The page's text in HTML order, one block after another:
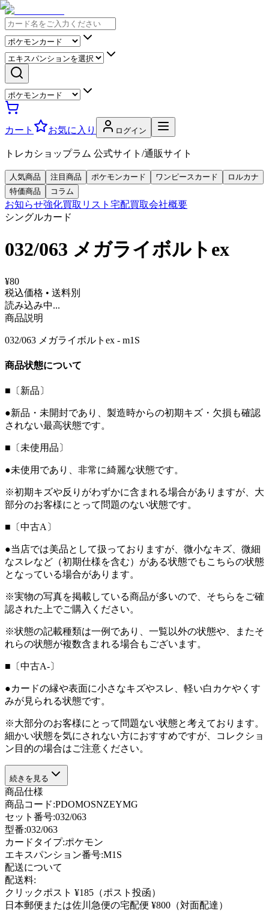
カート お気に入り ログイン
トレカショップラム 公式サイト/通販サイト
人気商品 注目商品 ポケモンカード ワンピースカード
ロルカナ
特価商品
コラム
お知らせ強化買取リスト 宅配買取会社概要
シングルカード
032/063 メガライボルトex
¥80
税込価格 • 送料別
読み込み中...
商品説明
032/063 メガライボルトex - m1S
商品状態について
■〔新品〕
●新品・未開封であり、製造時からの初期キズ・欠損も確認
されない最高状態です。
■〔未使用品〕
●未使用であり、非常に綺麗な状態です。
※初期キズや反りがわずかに含まれる場合がありますが、大
部分のお客様にとって問題のない状態です。
■〔中古A〕
●当店では美品として扱っておりますが、微小なキズ、微細
なスレなど（初期仕様を含む）がある状態でもこちらの状態
となっている場合があります。
※実物の写真を掲載している商品が多いので、そちらをご確
認された上でご購入ください。
※状態の記載種類は一例であり、一覧以外の状態や、またそ
れらの状態が複数含まれる場合もございます。
■〔中古A-〕
●カードの縁や表面に小さなキズやスレ、軽い白カケやくす
みが見られる状態です。
※大部分のお客様にとって問題ない状態と考えております。
細かい状態を気にされない方におすすめですが、コレクショ
ン目的の場合はご注意ください。
続きを見る
商品仕様
商品コード:PDOMOSNZEYMG
セット番号:032/063
型番:032/063
カードタイプ:ポケモン
エキスパンション番号:M1S
配送について
配送料:
クリックポスト ¥185（ポスト投函）
日本郵便または佐川急便の宅配便 ¥800（対面配達）